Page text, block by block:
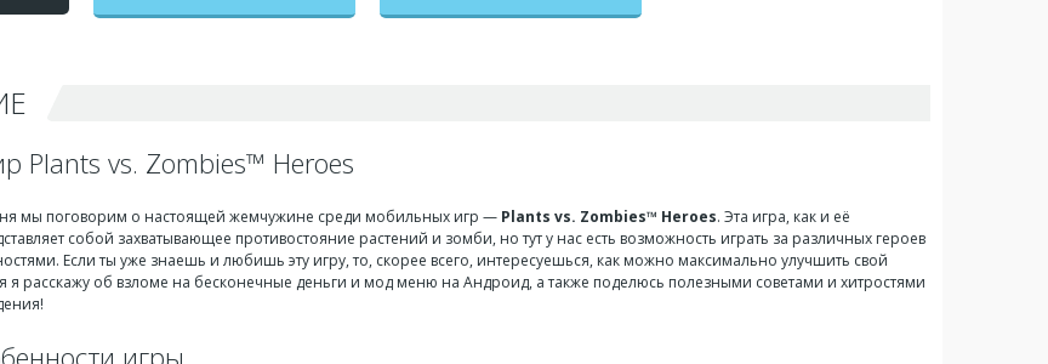
Plants vs. Zombies™ Heroes
мы поговорим о настоящей жемчужине среди мобильных игр — Plants vs. Zombies™ Heroes. Эта игра, как и её
собой захватывающее противостояние растений и зомби, но тут у нас есть возможность играть за различных героев
Если ты уже знаешь и любишь эту игру, то, скорее всего, интересуешься, как можно максимально улучшить свой
я расскажу об взломе на бесконечные деньги и мод меню на Андроид, а также поделюсь полезными советами и хитростями
игры